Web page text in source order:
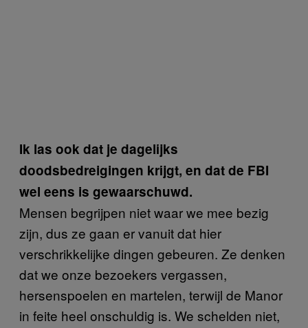
Ik las ook dat je dagelijks
doodsbedreigingen krijgt, en dat de FBI
wel eens is gewaarschuwd.
Mensen begrijpen niet waar we mee bezig
zijn, dus ze gaan er vanuit dat hier
verschrikkelijke dingen gebeuren. Ze denken
dat we onze bezoekers vergassen,
hersenspoelen en martelen, terwijl de Manor
in feite heel onschuldig is. We schelden niet,